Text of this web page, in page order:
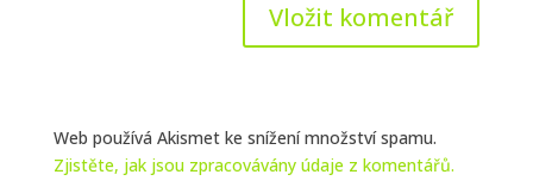
Web používá Akismet ke snížení množství spamu.
Zjistěte, jak jsou zpracovávány údaje z komentářů.